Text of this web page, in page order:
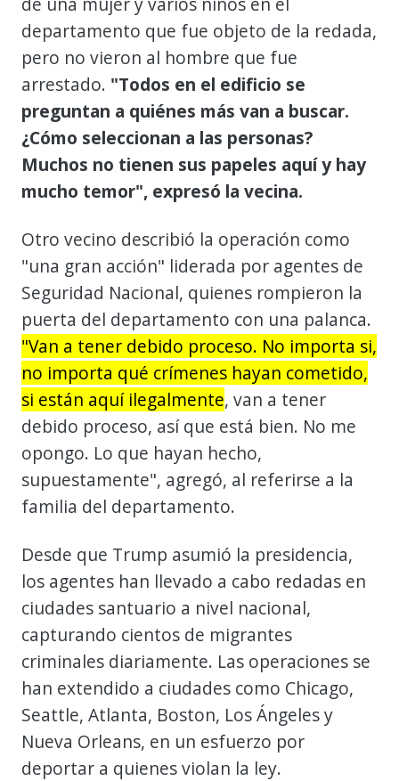
departamento que fue objeto de la redada,
pero no vieron al hombre que fue
arrestado. "Todos en el edificio se
preguntan a quiénes más van a buscar.
¿Cómo seleccionan a las personas?
Muchos no tienen sus papeles aquí y hay
mucho temor", expresó la vecina.
Otro vecino describió la operación como
"una gran acción" liderada por agentes de
Seguridad Nacional, quienes rompieron la
puerta del departamento con una palanca.
"Van a tener debido proceso. No importa si,
no importa qué crímenes hayan cometido,
si están aquí ilegalmente, van a tener
debido proceso, así que está bien. No me
opongo. Lo que hayan hecho,
supuestamente", agregó, al referirse a la
familia del departamento.
Desde que Trump asumió la presidencia,
los agentes han llevado a cabo redadas en
ciudades santuario a nivel nacional,
capturando cientos de migrantes
criminales diariamente. Las operaciones se
han extendido a ciudades como Chicago,
Seattle, Atlanta, Boston, Los Ángeles y
Nueva Orleans, en un esfuerzo por
deportar a quienes violan la ley.